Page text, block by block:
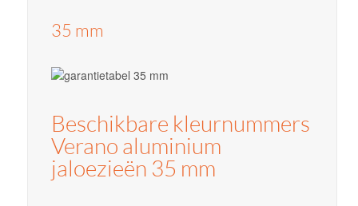
35 mm
Beschikbare kleurnummers
Verano aluminium
jaloezieën 35 mm